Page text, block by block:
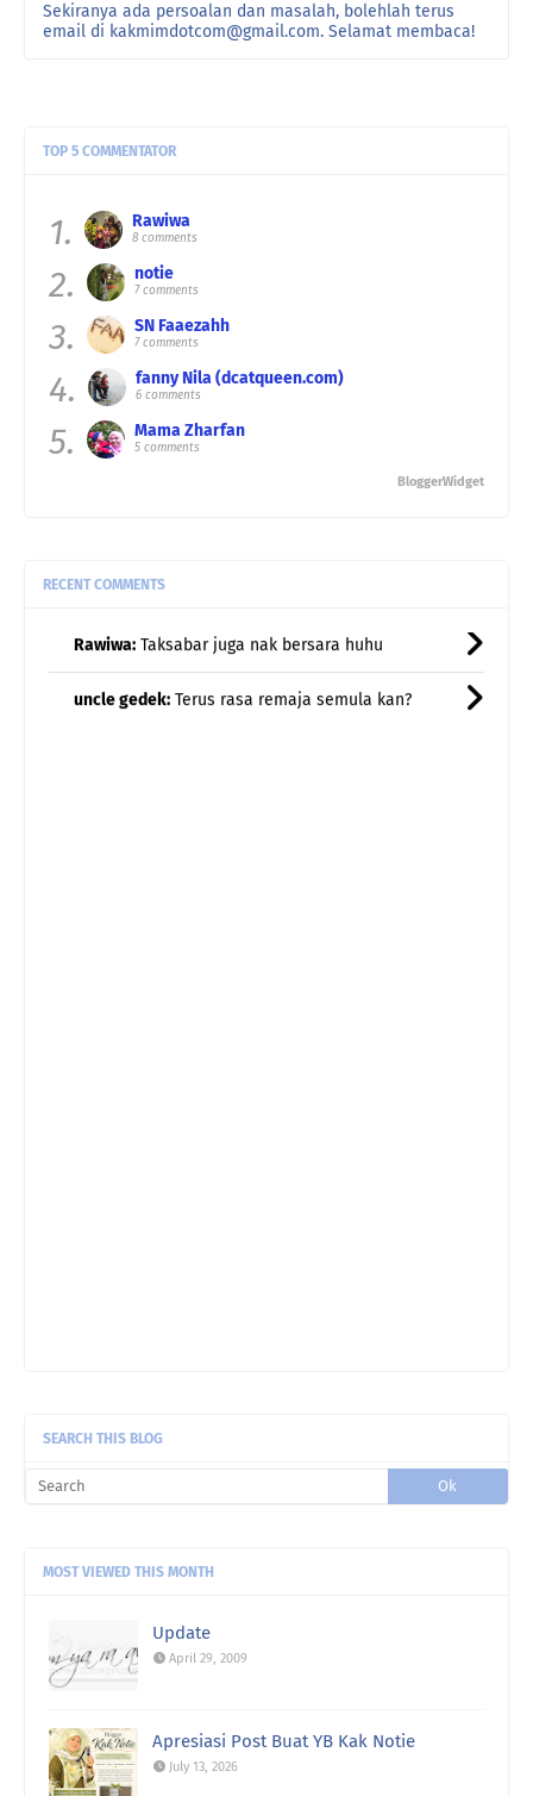
Sekiranya ada persoalan dan masalah, bolehlah terus
email di kakmimdotcom@gmail.com. Selamat membaca!
TOP 5 COMMENTATOR
1. Rawiwa
8 comments
2. notie
7 comments
3. SN Faaezahh
7 comments
4. fanny Nila (dcatqueen.com)
6 comments
5. Mama Zharfan
5 comments
BloggerWidget
RECENT COMMENTS
Suria Amanda:
adnil linda:alhamdulillah.. dapat semula blog nya..
Etuza:Menggamit memori..nostalgia..halwa teliga
damai ja ...
SEARCH THIS BLOG
MOST VIEWED THIS MONTH
Update
April 29, 2009
Apresiasi Post Buat YB Kak Notie
July 13, 2026